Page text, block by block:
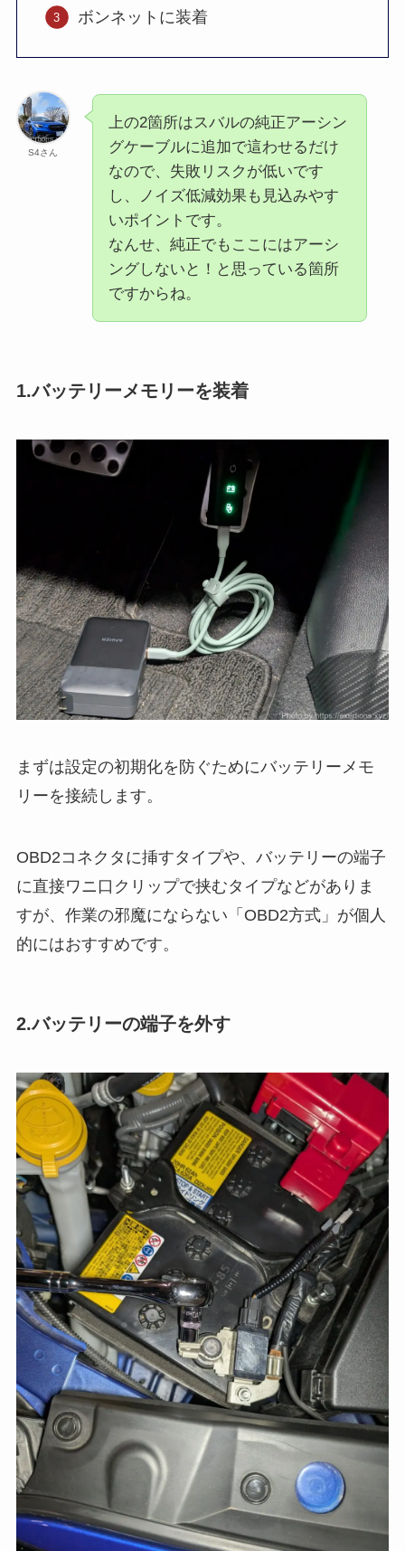
ボンネットに装着
S4さん
上の2箇所はスバルの純正アーシン
グケーブルに追加で這わせるだけ
なので、失敗リスクが低いです
し、ノイズ低減効果も見込みやす
いポイントです。
なんせ、純正でもここにはアーシ
ングしないと！と思っている箇所
ですからね。
1.バッテリーメモリーを装着
まずは設定の初期化を防ぐためにバッテリーメモ
リーを接続します。
OBD2コネクタに挿すタイプや、バッテリーの端子
に直接ワニ口クリップで挟むタイプなどがありま
すが、作業の邪魔にならない「OBD2方式」が個人
的にはおすすめです。
2.バッテリーの端子を外す